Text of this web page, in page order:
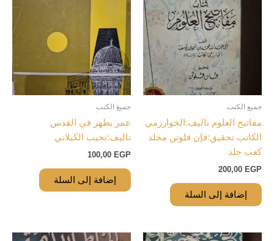
جميع الكتب
مفاتيح العلوم تاليف:الخوارزمي
الكاتب تحقيق:فإن فلوتن مجلد
كعب جلد
200,00 EGP
إضافة إلى السلة
جميع الكتب
عمر يظهر في القدس
تاليف:نجيب الكيلاني
100,00 EGP
إضافة إلى السلة